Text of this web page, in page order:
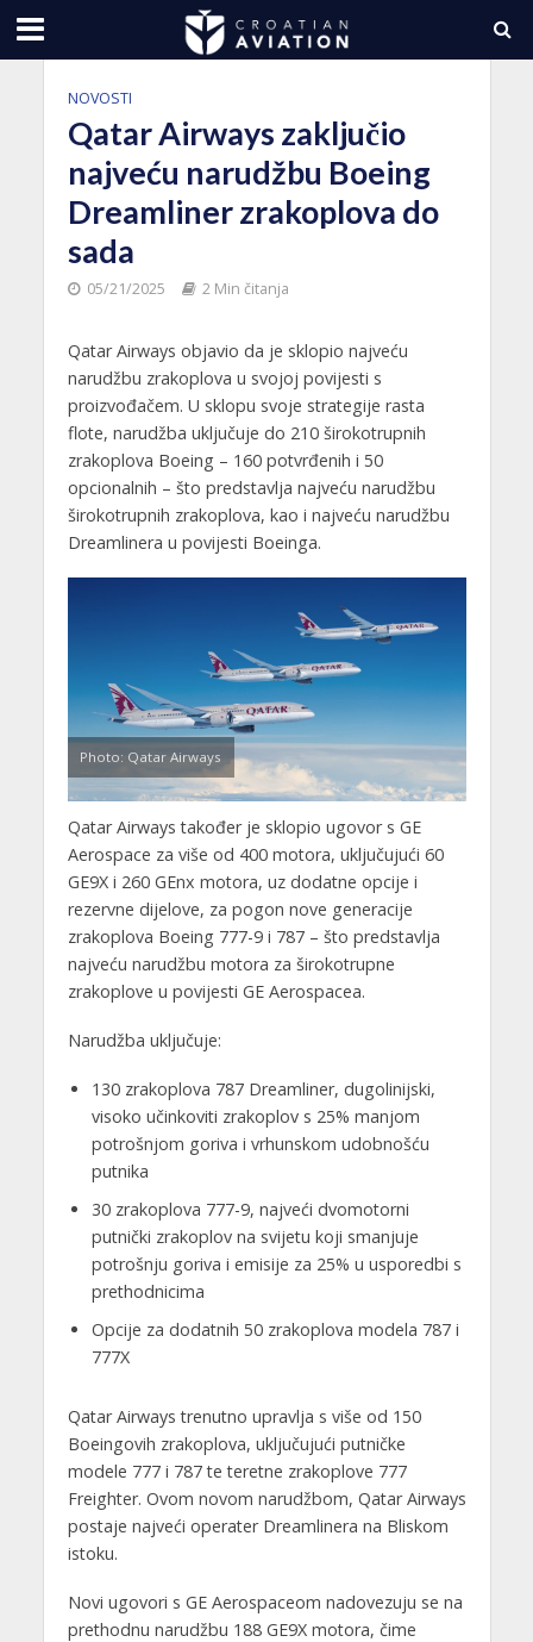
NOVOSTI
Qatar Airways zaključio
najveću narudžbu Boeing
Dreamliner zrakoplova do
sada
05/21/2025 2 Min čitanja
Qatar Airways objavio da je sklopio najveću
narudžbu zrakoplova u svojoj povijesti s
proizvođačem. U sklopu svoje strategije rasta
flote, narudžba uključuje do 210 širokotrupnih
zrakoplova Boeing – 160 potvrđenih i 50
opcionalnih – što predstavlja najveću narudžbu
širokotrupnih zrakoplova, kao i najveću narudžbu
Dreamlinera u povijesti Boeinga.
Photo: Qatar Airways
Qatar Airways također je sklopio ugovor s GE
Aerospace za više od 400 motora, uključujući 60
GE9X i 260 GEnx motora, uz dodatne opcije i
rezervne dijelove, za pogon nove generacije
zrakoplova Boeing 777-9 i 787 – što predstavlja
najveću narudžbu motora za širokotrupne
zrakoplove u povijesti GE Aerospacea.
Narudžba uključuje:
130 zrakoplova 787 Dreamliner, dugolinijski,
visoko učinkoviti zrakoplov s 25% manjom
potrošnjom goriva i vrhunskom udobnošću
putnika
30 zrakoplova 777-9, najveći dvomotorni
putnički zrakoplov na svijetu koji smanjuje
potrošnju goriva i emisije za 25% u usporedbi s
prethodnicima
Opcije za dodatnih 50 zrakoplova modela 787 i
777X
Qatar Airways trenutno upravlja s više od 150
Boeingovih zrakoplova, uključujući putničke
modele 777 i 787 te teretne zrakoplove 777
Freighter. Ovom novom narudžbom, Qatar Airways
postaje najveći operater Dreamlinera na Bliskom
istoku.
Novi ugovori s GE Aerospaceom nadovezuju se na
prethodnu narudžbu 188 GE9X motora, čime